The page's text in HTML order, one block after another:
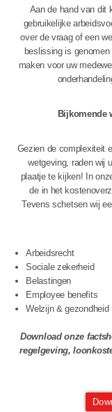
Aan de hand van dit
gebruikelijke
over de vraag of een
beslissing is
maken voor uw
Bijkomende
Gezien de complexiteit
wetgeving, raden wij
plaatje te kijken! In
de in het
Tevens schetsen wij
Arbeidsrecht
Sociale zekerheid
Belastingen
Employee benefits
Welzijn & gezondheid
Download onze
regelgeving,